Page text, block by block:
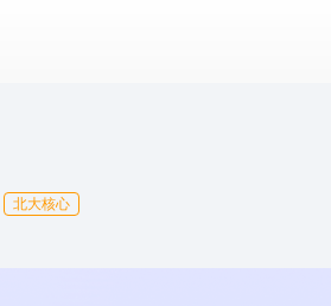
北大核心